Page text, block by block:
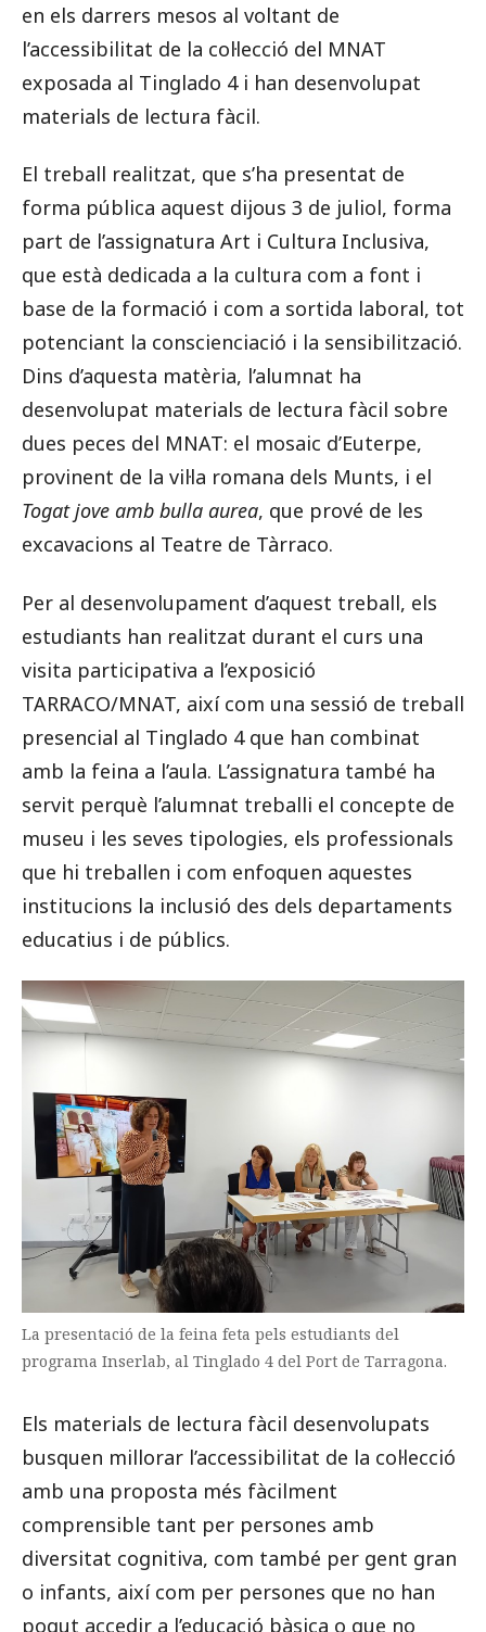
en els darrers mesos al voltant de
l’accessibilitat de la col·lecció del MNAT
exposada al Tinglado 4 i han desenvolupat
materials de lectura fàcil.
El treball realitzat, que s’ha presentat de
forma pública aquest dijous 3 de juliol, forma
part de l’assignatura Art i Cultura Inclusiva,
que està dedicada a la cultura com a font i
base de la formació i com a sortida laboral, tot
potenciant la conscienciació i la sensibilització.
Dins d’aquesta matèria, l’alumnat ha
desenvolupat materials de lectura fàcil sobre
dues peces del MNAT: el mosaic d’Euterpe,
provinent de la vil·la romana dels Munts, i el
Togat jove amb bulla aurea, que prové de les
excavacions al Teatre de Tàrraco.
Per al desenvolupament d’aquest treball, els
estudiants han realitzat durant el curs una
visita participativa a l’exposició
TARRACO/MNAT, així com una sessió de treball
presencial al Tinglado 4 que han combinat
amb la feina a l’aula. L’assignatura també ha
servit perquè l’alumnat treballi el concepte de
museu i les seves tipologies, els professionals
que hi treballen i com enfoquen aquestes
institucions la inclusió des dels departaments
educatius i de públics.
La presentació de la feina feta pels estudiants del
programa Inserlab, al Tinglado 4 del Port de Tarragona.
Els materials de lectura fàcil desenvolupats
busquen millorar l’accessibilitat de la col·lecció
amb una proposta més fàcilment
comprensible tant per persones amb
diversitat cognitiva, com també per gent gran
o infants, així com per persones que no han
pogut accedir a l’educació bàsica o que no